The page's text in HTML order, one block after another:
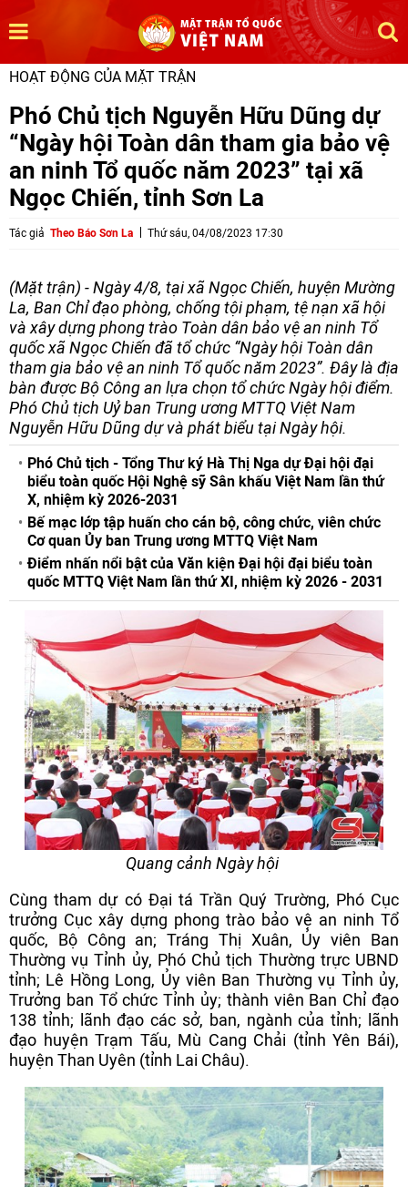
HOẠT ĐỘNG CỦA MẶT TRẬN
Phó Chủ tịch Nguyễn Hữu Dũng dự
“Ngày hội Toàn dân tham gia bảo vệ
an ninh Tổ quốc năm 2023” tại xã
Ngọc Chiến, tỉnh Sơn La
Tác giả Theo Báo Sơn La Thứ sáu, 04/08/2023 17:30
(Mặt trận) - Ngày 4/8, tại xã Ngọc Chiến, huyện Mường
La, Ban Chỉ đạo phòng, chống tội phạm, tệ nạn xã hội
và xây dựng phong trào Toàn dân bảo vệ an ninh Tổ
quốc xã Ngọc Chiến đã tổ chức “Ngày hội Toàn dân
tham gia bảo vệ an ninh Tổ quốc năm 2023”. Đây là địa
bàn được Bộ Công an lựa chọn tổ chức Ngày hội điểm.
Phó Chủ tịch Uỷ ban Trung ương MTTQ Việt Nam
Nguyễn Hữu Dũng dự và phát biểu tại Ngày hội.
Phó Chủ tịch - Tổng Thư ký Hà Thị Nga dự Đại hội đại
biểu toàn quốc Hội Nghệ sỹ Sân khấu Việt Nam lần thứ
X, nhiệm kỳ 2026-2031
Bế mạc lớp tập huấn cho cán bộ, công chức, viên chức
Cơ quan Ủy ban Trung ương MTTQ Việt Nam
Điểm nhấn nổi bật của Văn kiện Đại hội đại biểu toàn
quốc MTTQ Việt Nam lần thứ XI, nhiệm kỳ 2026 - 2031
Quang cảnh Ngày hội
Cùng tham dự có Đại tá Trần Quý Trường, Phó Cục
trưởng Cục xây dựng phong trào bảo vệ an ninh Tổ
quốc, Bộ Công an; Tráng Thị Xuân, Ủy viên Ban
Thường vụ Tỉnh ủy, Phó Chủ tịch Thường trực UBND
tỉnh; Lê Hồng Long, Ủy viên Ban Thường vụ Tỉnh ủy,
Trưởng ban Tổ chức Tỉnh ủy; thành viên Ban Chỉ đạo
138 tỉnh; lãnh đạo các sở, ban, ngành của tỉnh; lãnh
đạo huyện Trạm Tấu, Mù Cang Chải (tỉnh Yên Bái),
huyện Than Uyên (tỉnh Lai Châu).